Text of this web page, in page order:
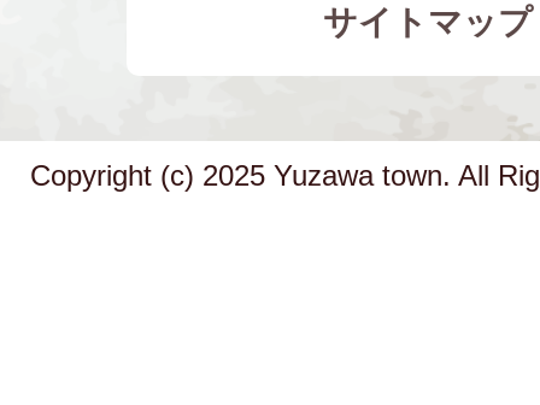
サイトマップ
Copyright (c) 2025 Yuzawa town. All